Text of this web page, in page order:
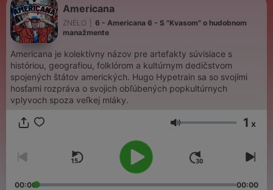
Americana
ZNELO
6 - Americana 6 - S "Kvasom" o hudobnom
manažmente
Americana je kolektívny názov pre artefakty súvisiace s
históriou, geografiou, folklórom a kultúrnym dedičstvom
spojených štátov amerických. Hugo Hypetrain sa so svojími
hosťami rozpráva o svojich obľúbených popkultúrnych
vplyvoch spoza veľkej mláky.
Volum 1 x
00:00 00:00